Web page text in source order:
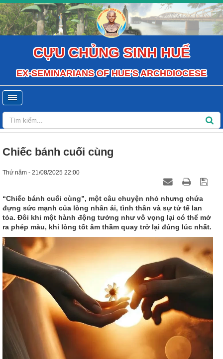
CỰU CHỦNG SINH HUẾ
EX-SEMINARIANS OF HUE'S ARCHDIOCESE
Chiếc bánh cuối cùng
Thứ năm - 21/08/2025 22:00
“Chiếc bánh cuối cùng”, một câu chuyện nhỏ nhưng chứa
đựng sức mạnh của lòng nhân ái, tình thân và sự tử tế lan
tỏa. Đôi khi một hành động tưởng như vô vọng lại có thể mở
ra phép màu, khi lòng tốt âm thầm quay trở lại đúng lúc nhất.